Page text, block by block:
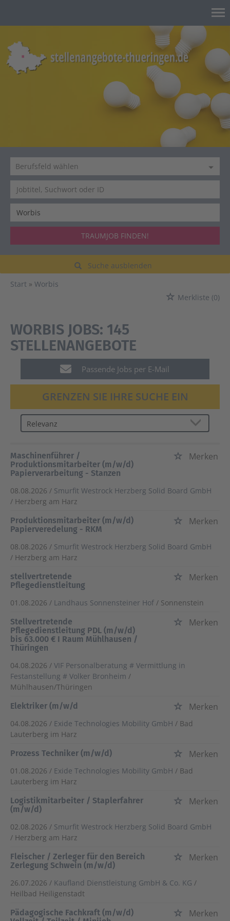
TRAUMJOB FINDEN!
Suche ausblenden
Start
Worbis
Merkliste (0)
WORBIS JOBS: 145
STELLENANGEBOTE
Passende Jobs per E-Mail
GRENZEN SIE IHRE SUCHE EIN
Maschinenführer /
Produktionsmitarbeiter (m/w/d)
Papierverarbeitung - Stanzen
Merken
08.08.2026 / Smurfit Westrock Herzberg Solid Board GmbH
/ Herzberg am Harz
Produktionsmitarbeiter (m/w/d)
Papierveredelung - RKM
Merken
08.08.2026 / Smurfit Westrock Herzberg Solid Board GmbH
/ Herzberg am Harz
stellvertretende
Pflegedienstleitung
Merken
01.08.2026 / Landhaus Sonnensteiner Hof / Sonnenstein
Stellvertretende
Pflegedienstleitung PDL (m/w/d)
bis 63.000 € I Raum Mühlhausen /
Thüringen
Merken
04.08.2026 / VIF Personalberatung # Vermittlung in
Festanstellung # Volker Bronheim /
Mühlhausen/Thüringen
Elektriker (m/w/d
Merken
04.08.2026 / Exide Technologies Mobility GmbH / Bad
Lauterberg im Harz
Prozess Techniker (m/w/d)
Merken
01.08.2026 / Exide Technologies Mobility GmbH / Bad
Lauterberg im Harz
Logistikmitarbeiter / Staplerfahrer
(m/w/d)
Merken
02.08.2026 / Smurfit Westrock Herzberg Solid Board GmbH
/ Herzberg am Harz
Fleischer / Zerleger für den Bereich
Zerlegung Schwein (m/w/d)
Merken
26.07.2026 / Kaufland Dienstleistung GmbH & Co. KG /
Heilbad Heiligenstadt
Pädagogische Fachkraft (m/w/d)
Merken